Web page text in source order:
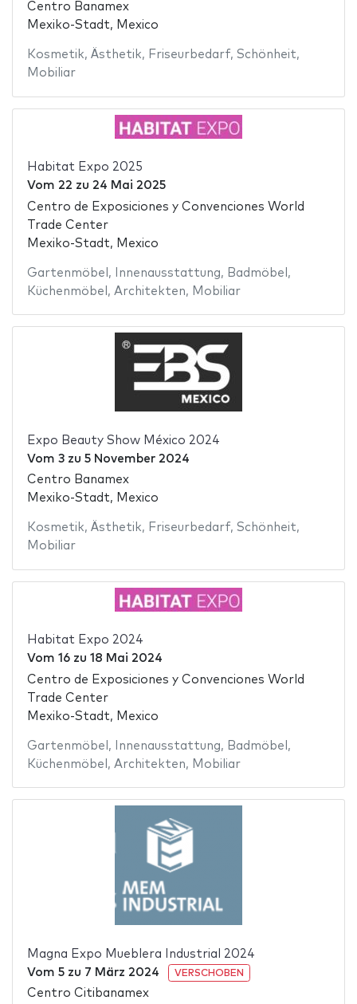
Centro Banamex
Mexiko-Stadt, Mexico
Kosmetik, Ästhetik, Friseurbedarf, Schönheit,
Mobiliar
Habitat Expo 2025
Vom 22 zu 24 Mai 2025
Centro de Exposiciones y Convenciones World
Trade Center
Mexiko-Stadt, Mexico
Gartenmöbel , Innenausstattung, Badmöbel ,
Küchenmöbel , Architekten, Mobiliar
Expo Beauty Show México 2024
Vom 3zu 5 November 2024
Centro Banamex
Mexiko-Stadt, Mexico
Kosmetik, Ästhetik, Friseurbedarf, Schönheit,
Mobiliar
Habitat Expo 2024
Vom 16zu 18 Mai 2024
Centro de Exposiciones y Convenciones World
Trade Center
Mexiko-Stadt, Mexico
Gartenmöbel , Innenausstattung, Badmöbel ,
Küchenmöbel , Architekten, Mobiliar
Magna Expo Mueblera Industrial 2024
Vom 5zu 7 März 2024 VERSCHOBEN
Centro Citibanamex